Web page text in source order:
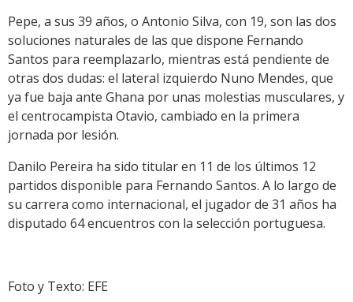
Pepe, a sus 39 años, o Antonio Silva, con 19, son las dos
soluciones naturales de las que dispone Fernando
Santos para reemplazarlo, mientras está pendiente de
otras dos dudas: el lateral izquierdo Nuno Mendes, que
ya fue baja ante Ghana por unas molestias musculares, y
el centrocampista Otavio, cambiado en la primera
jornada por lesión.
Danilo Pereira ha sido titular en 11 de los últimos 12
partidos disponible para Fernando Santos. A lo largo de
su carrera como internacional, el jugador de 31 años ha
disputado 64 encuentros con la selección portuguesa.
Foto y Texto: EFE